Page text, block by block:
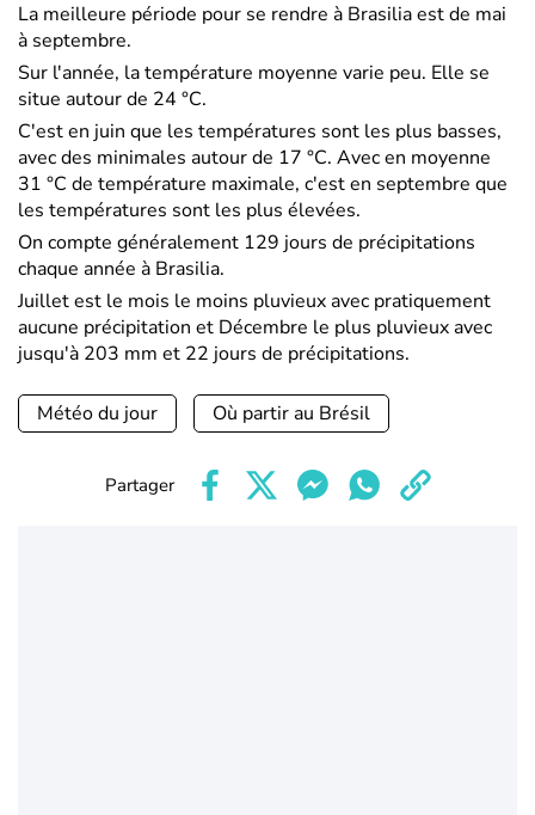
La meilleure période pour se rendre à Brasilia est de mai
à septembre.
Sur l'année, la température moyenne varie peu. Elle se
situe autour de 24 °C.
C'est en juin que les températures sont les plus basses,
avec des minimales autour de 17 °C. Avec en moyenne
31 °C de température maximale, c'est en septembre que
les températures sont les plus élevées.
On compte généralement 129 jours de précipitations
chaque année à Brasilia.
Juillet est le mois le moins pluvieux avec pratiquement
aucune précipitation et Décembre le plus pluvieux avec
jusqu'à 203 mm et 22 jours de précipitations.
Météo du jour Où partir au Brésil
Partager